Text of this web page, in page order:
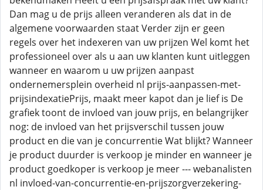
Dan mag u de prijs alleen veranderen als dat in de
algemene voorwaarden staat Verder zijn er geen
regels over het indexeren van uw prijzen Wel komt het
professioneel over als u aan uw klanten kunt uitleggen
wanneer en waarom u uw prijzen aanpast
ondernemersplein overheid nl prijs-aanpassen-met-
prijsindexatiePrijs, maakt meer kapot dan je lief is De
grafiek toont de invloed van jouw prijs, en belangrijker
nog: de invloed van het prijsverschil tussen jouw
product en die van je concurrentie Wat blijkt? Wanneer
je product duurder is verkoop je minder en wanneer je
product goedkoper is verkoop je meer --- webanalisten
nl invloed-van-concurrentie-en-prijszorgverzekering-